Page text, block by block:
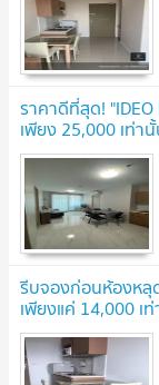
ราคาดีที่สุด!
เพียง 25,000 เท่า
ห้องตัวอย่าง
รีบจองก่อนห้องหลุ
เพียงแค่ 14,000 เ
ติดBTSสะพานควายร